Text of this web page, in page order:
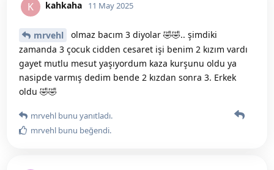
K kahkaha 11 May 2025
mrvehl
olmaz bacım 3 diyolar 🤣🤣.. şimdiki
zamanda 3 çocuk cidden cesaret işi benim 2 kızım vardı
gayet mutlu mesut yaşıyordum kaza kurşunu oldu ya
nasipde varmış dedim bende 2 kızdan sonra 3. Erkek
oldu 🤣🤣
mrvehl bunu yanıtladı.
mrvehl bunu beğendi.